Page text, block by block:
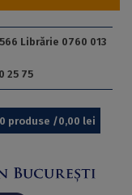
Librărie 0760 013
25 75
0 produse /0,00 lei